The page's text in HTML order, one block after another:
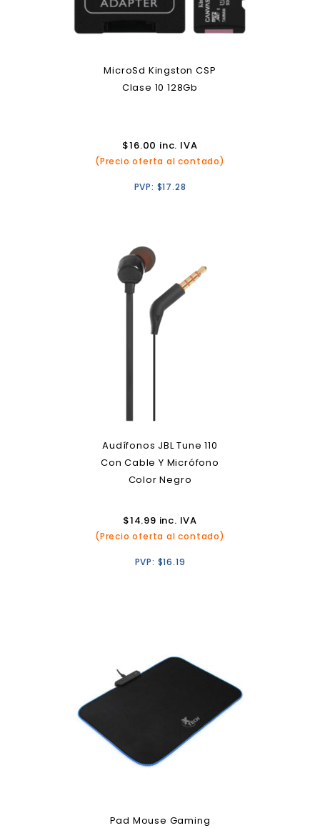
MicroSd Kingston CSP
Clase 10 128Gb
$16.00 inc. IVA
(Precio oferta al contado)
PVP: $17.28
Audífonos JBL Tune 110
Con Cable Y Micrófono
Color Negro
$14.99 inc. IVA
(Precio oferta al contado)
PVP: $16.19
Pad Mouse Gaming